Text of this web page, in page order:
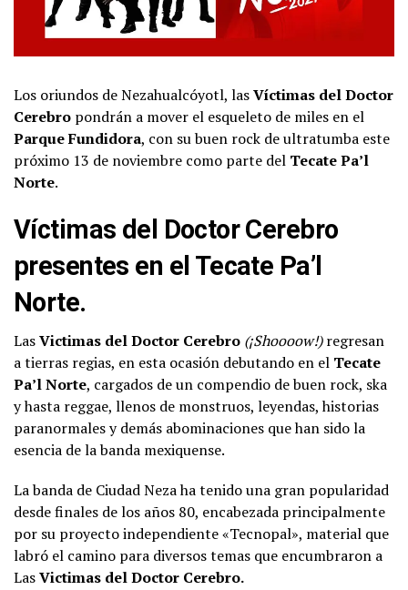
Los oriundos de Nezahualcóyotl, lasVíctimas del Doctor
Cerebro pondrán a mover el esqueleto de miles en el
Parque Fundidora, con su buen rock de ultratumba este
próximo 13 de noviembre como parte del Tecate Pa’l
Norte.
Víctimas del Doctor Cerebro
presentes en el Tecate Pa’l
Norte.
LasVictimas del Doctor Cerebro (¡Shoooow!)regresan
a tierras regias, en esta ocasión debutando en el Tecate
Pa’l Norte, cargados de un compendio de buen rock, ska
y hasta reggae, llenos de monstruos, leyendas, historias
paranormales y demás abominaciones que han sido la
esencia de la banda mexiquense.
La banda de Ciudad Neza ha tenido una gran popularidad
desde finales de los años 80, encabezada principalmente
por su proyecto independiente «Tecnopal», material que
labró el camino para diversos temas que encumbraron a
LasVictimas del Doctor Cerebro.